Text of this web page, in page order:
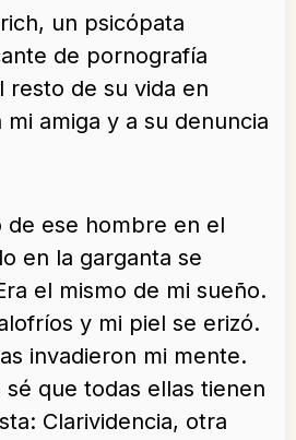
un psicópata
de pornografía
resto de su vida en
mi amiga y a su denuncia
de ese hombre en el
en la garganta se
el mismo de mi sueño.
y mi piel se erizó.
invadieron mi mente.
que todas ellas tienen
Clarividencia, otra